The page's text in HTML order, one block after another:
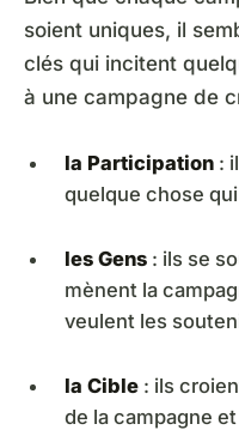
soient uniques, il
clés qui incitent
à une campagne de
la Participation :
quelque chose
les Gens : ils se
mènent la
veulent les
la Cible : ils
de la campagne